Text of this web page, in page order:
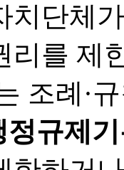
치단체
리를 제
조례·
규제